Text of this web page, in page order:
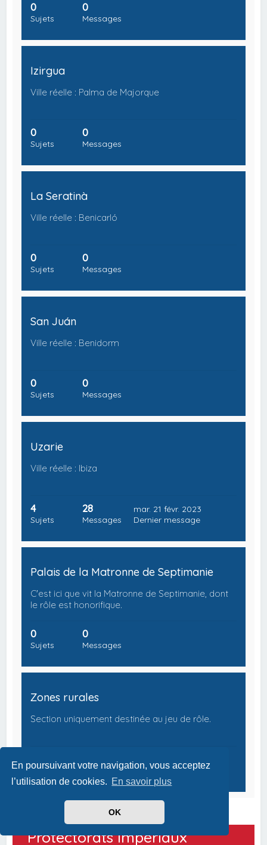
En poursuivant votre navigation, vous acceptez
l’utilisation de cookies. En savoir plus
OK
0
Sujets
0
Messages
Izirgua
Ville réelle : Palma de Majorque
0
Sujets
0
Messages
La Seratinà
Ville réelle : Benicarló
0
Sujets
0
Messages
San Juán
Ville réelle : Benidorm
0
Sujets
0
Messages
Uzarie
Ville réelle : Ibiza
4
Sujets
28
Messages
mar. 21 févr. 2023
Dernier message
Palais de la Matronne de Septimanie
C'est ici que vit la Matronne de Septimanie, dont
le rôle est honorifique.
0
Sujets
0
Messages
Zones rurales
Section uniquement destinée au jeu de rôle.
Sujets Messages
Protectorats Impériaux